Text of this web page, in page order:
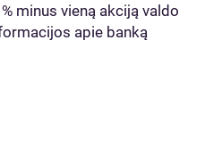
minus vieną akciją valdo
apie banką